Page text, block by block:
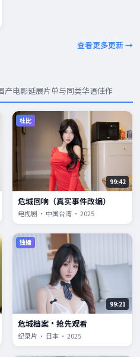
查看更多更新 →
产电影延展片单与同类华语佳作
杜比
99:42
危城回响（真实事件改编）
电视剧 · 中国台湾 · 2025
独播
99:21
危城档案·抢先观看
纪录片 · 日本 · 2025